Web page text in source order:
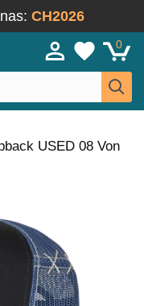
CH2026
0
USED 08 Von